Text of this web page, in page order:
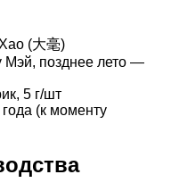
(大毫)
Мэй, позднее лето —
5 г/шт
года (к моменту